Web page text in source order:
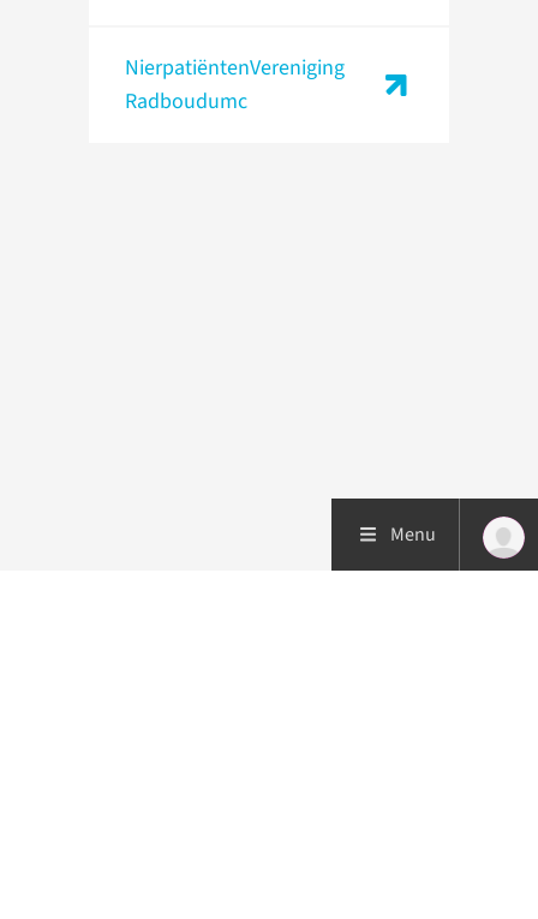
NierpatiëntenVereniging
Radboudumc
Menu